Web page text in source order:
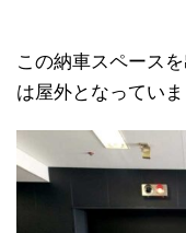
この納車スペース
は屋外となっていま